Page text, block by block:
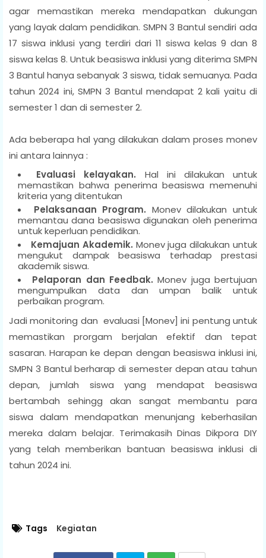
agar memastikan mereka mendapatkan dukungan
yang layak dalam pendidikan. SMPN 3 Bantul sendiri ada
17 siswa inklusi yang terdiri dari 11 siswa kelas 9 dan 8
siswa kelas 8. Untuk beasiswa inklusi yang diterima SMPN
3 Bantul hanya sebanyak 3 siswa, tidak semuanya. Pada
tahun 2024 ini, SMPN 3 Bantul mendapat 2 kali yaitu di
semester 1 dan di semester 2.
Ada beberapa hal yang dilakukan dalam proses monev
ini antara lainnya :
Evaluasi kelayakan. Hal ini dilakukan untuk
memastikan bahwa penerima beasiswa memenuhi
kriteria yang ditentukan
Pelaksanaan Program. Monev dilakukan untuk
memantau dana beasiswa digunakan oleh penerima
untuk keperluan pendidikan.
Kemajuan Akademik. Monev juga dilakukan untuk
mengukut dampak beasiswa terhadap prestasi
akademik siswa.
Pelaporan dan Feedbak.Monev juga bertujuan
mengumpulkan data dan umpan balik untuk
perbaikan program.
Jadi monitoring dan evaluasi [Monev] ini pentung untuk
memastikan prorgam berjalan efektif dan tepat
sasaran. Harapan ke depan dengan beasiswa inklusi ini,
SMPN 3 Bantul berharap di semester depan atau tahun
depan, jumlah siswa yang mendapat beasiswa
bertambah sehingg akan sangat membantu para
siswa dalam mendapatkan menunjang keberhasilan
mereka dalam belajar. Terimakasih Dinas Dikpora DIY
yang telah memberikan bantuan beasiswa inklusi di
tahun 2024 ini.
Tags Kegiatan